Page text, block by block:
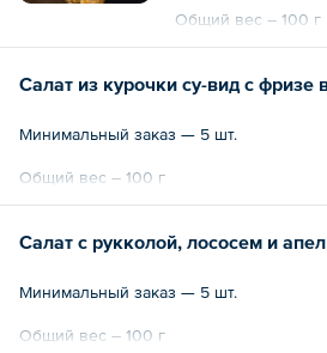
Общий вес – 100 г
Салат из курочки су-вид с фризе
Минимальный заказ — 5 шт.
Общий вес – 100 г
Салат с рукколой, лососем и
Минимальный заказ — 5 шт.
Общий вес – 100 г